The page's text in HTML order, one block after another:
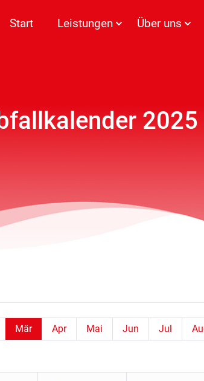
Start Leistungen Über uns
2025
Mär Apr Mai Jun Jul